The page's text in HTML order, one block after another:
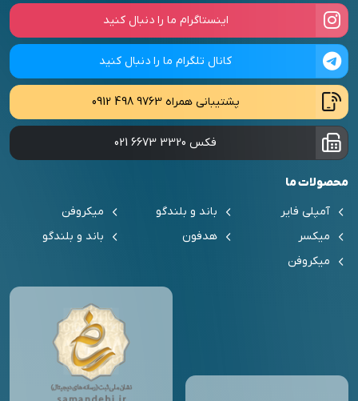
اینستاگرام ما را دنبال کنید
کانال تلگرام ما را دنبال کنید
پشتیبانی همراه0912 498 9763
فکس 021 6673 3320
محصولات ما
آمپلی فایر
باند و بلندگو
میکروفن
میکسر
هدفون
باند و بلندگو
میکروفن